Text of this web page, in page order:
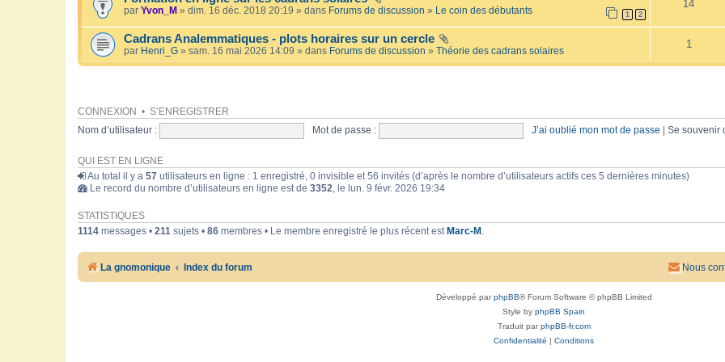
i
l
e
l
a
i
s
1 2
par Yvon_M » dim. 16 déc. 2018 20:19 » dans Forums de discussion » Le coin des débutants
14
Cadrans Analemmatiques - plots horaires sur un cercle
par Henri_G » sam. 16 mai 2026 14:09 » dans Forums de discussion » Théorie des cadrans solaires
1
CONNEXION • S’ENREGISTRER
Nom d’utilisateur : Mot de passe : J’ai oublié mon mot de passe Se souvenir
QUI EST EN LIGNE
Au total il y a 57 utilisateurs en ligne : 1 enregistré, 0 invisible et 56 invités (d’après le nombre d’utilisateurs actifs ces 5 dernières minutes)
Le record du nombre d’utilisateurs en ligne est de 3352 , le lun. 9 févr. 2026 19:34
STATISTIQUES
1114 messages • 211 sujets • 86 membres • Le membre enregistré le plus récent est Marc-M
La gnomonique Index du forum Nous
Développé parphpBB® Forum Software © phpBB Limited
Style by phpBB Spain
Traduit parphpBB-fr.com
Confidentialité | Conditions